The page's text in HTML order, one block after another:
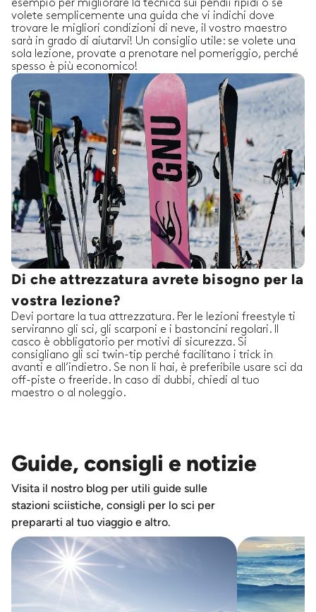
esempio per migliorare la tecnica sui pendii ripidi o se
volete semplicemente una guida che vi indichi dove
trovare le migliori condizioni di neve, il vostro maestro
sarà in grado di aiutarvi! Un consiglio utile: se volete una
sola lezione, provate a prenotare nel pomeriggio, perché
spesso è più economico!
Di che attrezzatura avrete bisogno per la
vostra lezione?
Devi portare la tua attrezzatura. Per le lezioni freestyle ti
serviranno gli sci, gli scarponi e i bastoncini regolari. Il
casco è obbligatorio per motivi di sicurezza. Si
consigliano gli sci twin-tip perché facilitano i trick in
avanti e all’indietro. Se non li hai, è preferibile usare sci da
off-piste o freeride. In caso di dubbi, chiedi al tuo
maestro o al noleggio.
Guide, consigli e notizie
Visita il nostro blog per utili guide sulle
stazioni sciistiche, consigli per lo sci per
prepararti al tuo viaggio e altro.